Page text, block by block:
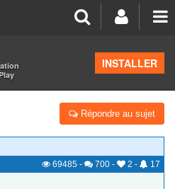
INSTALLER
DU 87? OU LIMOUSIN
Répondre au sujet
69485 - 700 - 2 -
17